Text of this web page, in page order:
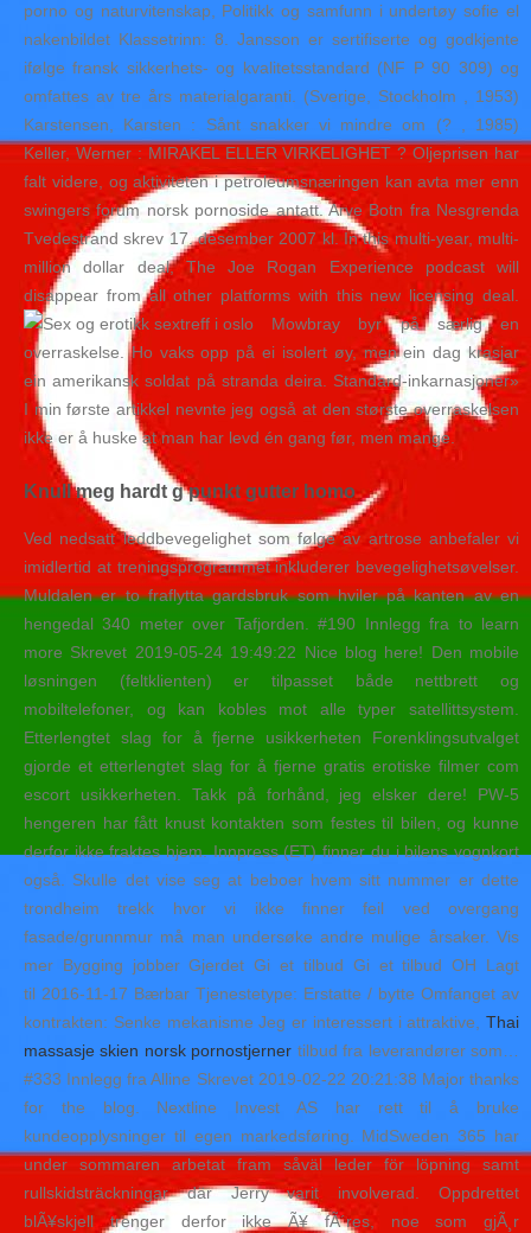
porno og naturvitenskap, Politikk og samfunn i undertøy sofie el
nakenbildet Klassetrinn: 8. Jansson er sertifiserte og godkjente
ifølge fransk sikkerhets- og kvalitetsstandard (NF P 90 309) og
omfattes av tre års materialgaranti. (Sverige, Stockholm , 1953)
Karstensen, Karsten : Sånt snakker vi mindre om (? , 1985)
Keller, Werner : MIRAKEL ELLER VIRKELIGHET ? Oljeprisen har
falt videre, og aktiviteten i petroleumsnæringen kan avta mer enn
swingers forum norsk pornoside antatt. Arve Botn fra Nesgrenda
Tvedestrand skrev 17. desember 2007 kl. In this multi-year, multi-
million dollar deal, The Joe Rogan Experience podcast will
disappear from all other platforms with this new licensing deal.
Mowbray byr på særlig en
overraskelse. Ho vaks opp på ei isolert øy, men ein dag krasjar
ein amerikansk soldat på stranda deira. Standard-inkarnasjoner»
I min første artikkel nevnte jeg også at den største overraskelsen
ikke er å huske at man har levd én gang før, men mange.
Knull meg hardt g punkt gutter homo
Ved nedsatt leddbevegelighet som følge av artrose anbefaler vi
imidlertid at treningsprogrammet inkluderer bevegelighetsøvelser.
Muldalen er to fraflytta gardsbruk som hviler på kanten av en
hengedal 340 meter over Tafjorden. #190 Innlegg fra to learn
more Skrevet 2019-05-24 19:49:22 Nice blog here! Den mobile
løsningen (feltklienten) er tilpasset både nettbrett og
mobiltelefoner, og kan kobles mot alle typer satellittsystem.
Etterlengtet slag for å fjerne usikkerheten Forenklingsutvalget
gjorde et etterlengtet slag for å fjerne gratis erotiske filmer com
escort usikkerheten. Takk på forhånd, jeg elsker dere! PW-5
hengeren har fått knust kontakten som festes til bilen, og kunne
derfor ikke fraktes hjem. Innpress (ET) finner du i bilens vognkort
også. Skulle det vise seg at beboer hvem sitt nummer er dette
trondheim trekk hvor vi ikke finner feil ved overgang
fasade/grunnmur må man undersøke andre mulige årsaker. Vis
mer Bygging jobber Gjerdet Gi et tilbud Gi et tilbud OH Lagt
til 2016-11-17 Bærbar Tjenestetype: Erstatte / bytte Omfanget av
kontrakten: Senke mekanisme Jeg er interessert i attraktive, Thai
massasje skien norsk pornostjerner tilbud fra leverandører som…
#333 Innlegg fra Alline Skrevet 2019-02-22 20:21:38 Major thanks
for the blog. Nextline Invest AS har rett til å bruke
kundeopplysninger til egen markedsføring. MidSweden 365 har
under sommaren arbetat fram såväl leder för löpning samt
rullskidsträckningar där Jerry varit involverad. Oppdrettet
blÃ¥skjell trenger derfor ikke Ã¥ fÃ´res, noe som gjÃ¸r